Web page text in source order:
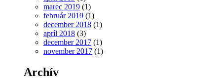
marec 2019 (1)
február 2019 (1)
december 2018 (1)
apríl 2018 (3)
december 2017 (1)
november 2017 (1)
Archív